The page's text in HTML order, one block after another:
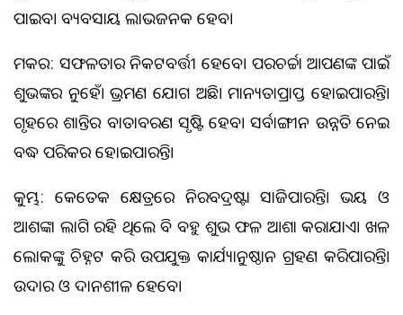
ପାଇବ। ବ୍ୟବସାୟ ଲାଭଜନକ ହେବ।
ମକର: ସଫଳତାର ନିକଟବର୍ତ୍ତୀ ହେବେ। ପରଚର୍ଚ୍ଚା ଆପଣଙ୍କ ପାଇଁ
ଶୁଭଙ୍କର ନୁହେଁ। ଭ୍ରମଣ ଯୋଗ ଅଛି। ମାନ୍ୟତାପ୍ରାପ୍ତ ହୋଇପାରନ୍ତି।
ଗୃହରେ ଶାନ୍ତିର ବାତାବରଣ ସୃଷ୍ଟି ହେବ। ସର୍ବାଙ୍ଗୀନ ଉନ୍ନତି ନେଇ
ବଦ୍ଧ ପରିକର ହୋଇପାରନ୍ତି।
କୁମ୍ଭ: କେତେକ କ୍ଷେତ୍ରରେ ନିରବଦ୍ରଷ୍ଟା ସାଜିପାରନ୍ତି। ଭୟ ଓ
ଆଶଙ୍କା ଲାଗି ରହି ଥିଲେ ବି ବହୁ ଶୁଭ ଫଳ ଆଶା କରାଯାଏ। ଖଳ
ଲୋକଙ୍କୁ ଚିହ୍ନଟ କରି ଉପଯୁକ୍ତ କାର୍ଯ୍ୟାନୁଷ୍ଠାନ ଗ୍ରହଣ କରିପାରନ୍ତି।
ଉଦାର ଓ ଦାନଶୀଳ ହେବେ।